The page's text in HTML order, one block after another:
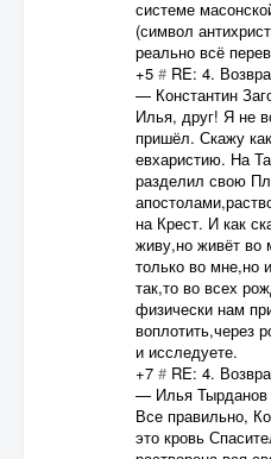
системе
(символ
реально всё
+5 # RE: 4.
— Константин
Илья, друг! Я не
пришёл. Скажу
евхаристию. На
разделил свою
на Крест. И как
живу,но живёт во
только во мне,но
так,то во всех
физически нам
воплотить,через
и исследуете.
+7 # RE: 4.
— Илья Тырданов
Все правильно,
это кровь